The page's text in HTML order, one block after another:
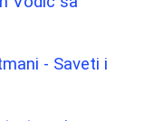
- Saveti i